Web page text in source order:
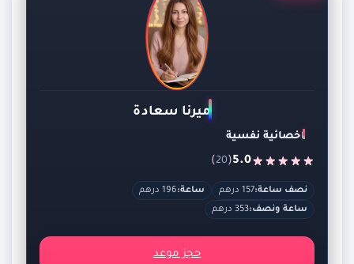
ميرنا سعادة
اخصائية نفسية
5.0
(
20
)
نصف ساعة:157 درهم ساعة:196 درهم
ساعة ونصف:353 درهم
حجز موعد